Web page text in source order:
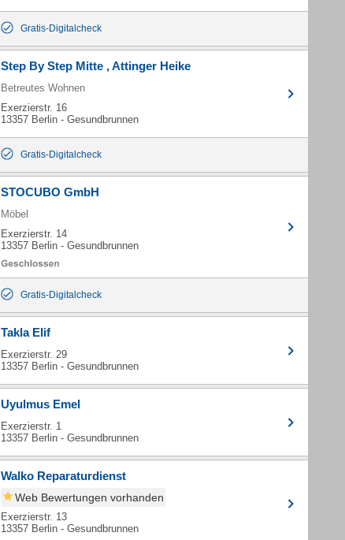
Gratis-Digitalcheck
Step By Step Mitte , Attinger Heike
Betreutes Wohnen
Exerzierstr. 16
13357 Berlin - Gesundbrunnen
Gratis-Digitalcheck
STOCUBO GmbH
Möbel
Exerzierstr. 14
13357 Berlin - Gesundbrunnen
Gratis-Digitalcheck
Takla Elif
Exerzierstr. 29
13357 Berlin - Gesundbrunnen
Uyulmus Emel
Exerzierstr. 1
13357 Berlin - Gesundbrunnen
Walko Reparaturdienst
Web Bewertungen vorhanden
Exerzierstr. 13
13357 Berlin - Gesundbrunnen